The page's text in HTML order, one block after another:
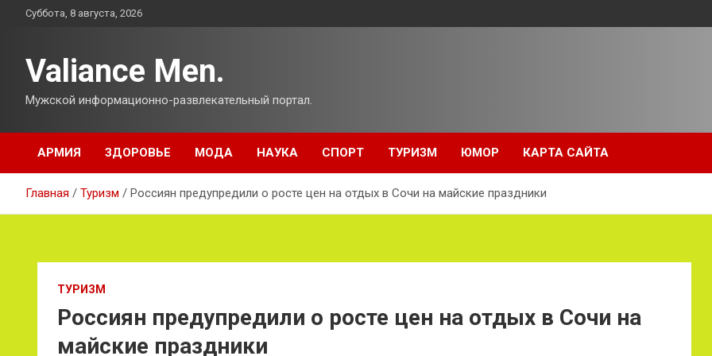
ПерейтиСуббота, 8 августа, 2026
Valiance Men.
Мужской информационно-развлекательный портал.
АРМИЯ ЗДОРОВЬЕ МОДА НАУКА СПОРТ ТУРИЗМ ЮМОР КАРТА САЙТА
Главная Туризм Россиян предупредили о росте цен на отдых в Сочи на майские праздники
ТУРИЗМ
Россиян предупредили о росте цен на отдых в Сочи на
майские праздники